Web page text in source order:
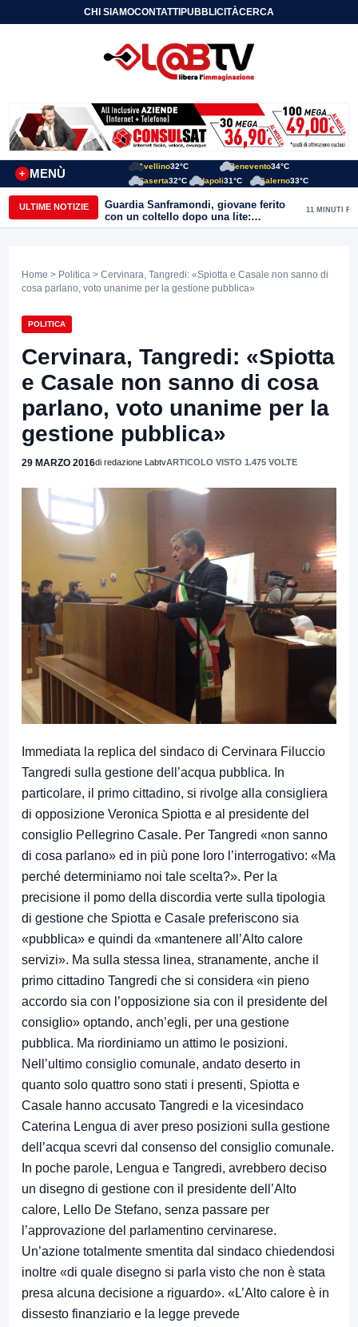
CHI SIAMOCONTATTIPUBBLICITÀCERCA
MENÙ
+
Avellino32°C Benevento34°C
Caserta32°C Napoli31°C Salerno33°C
ULTIME NOTIZIE
Guardia Sanframondi, giovane ferito
con un coltello dopo una lite:
individuato il presunto autore
11 MINUTI FA
Home > Politica > Cervinara, Tangredi: «Spiotta e Casale non sanno di
cosa parlano, voto unanime per la gestione pubblica»
POLITICA
Cervinara, Tangredi: «Spiotta
e Casale non sanno di cosa
parlano, voto unanime per la
gestione pubblica»
29 MARZO 2016di redazione LabtvARTICOLO VISTO 1.475 VOLTE
Immediata la replica del sindaco di Cervinara Filuccio
Tangredi sulla gestione dell’acqua pubblica. In
particolare, il primo cittadino, si rivolge alla consigliera
di opposizione Veronica Spiotta e al presidente del
consiglio Pellegrino Casale. Per Tangredi «non sanno
di cosa parlano» ed in più pone loro l’interrogativo: «Ma
perché determiniamo noi tale scelta?». Per la
precisione il pomo della discordia verte sulla tipologia
di gestione che Spiotta e Casale preferiscono sia
«pubblica» e quindi da «mantenere all’Alto calore
servizi». Ma sulla stessa linea, stranamente, anche il
primo cittadino Tangredi che si considera «in pieno
accordo sia con l’opposizione sia con il presidente del
consiglio» optando, anch’egli, per una gestione
pubblica. Ma riordiniamo un attimo le posizioni.
Nell’ultimo consiglio comunale, andato deserto in
quanto solo quattro sono stati i presenti, Spiotta e
Casale hanno accusato Tangredi e la vicesindaco
Caterina Lengua di aver preso posizioni sulla gestione
dell’acqua scevri dal consenso del consiglio comunale.
In poche parole, Lengua e Tangredi, avrebbero deciso
un disegno di gestione con il presidente dell’Alto
calore, Lello De Stefano, senza passare per
l’approvazione del parlamentino cervinarese.
Un’azione totalmente smentita dal sindaco chiedendosi
inoltre «di quale disegno si parla visto che non è stata
presa alcuna decisione a riguardo». «L’Alto calore è in
dissesto finanziario e la legge prevede